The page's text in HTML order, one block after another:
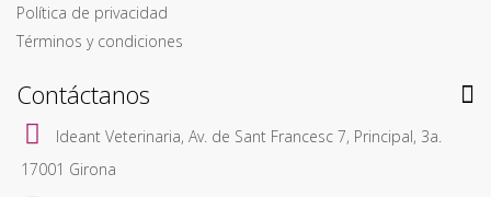
Política de privacidad
Términos y condiciones
Contáctanos
Ideant Veterinaria, Av. de Sant Francesc 7, Principal, 3a.
17001 Girona